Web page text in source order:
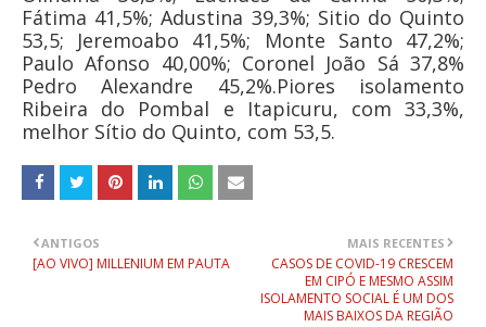
Fátima 41,5%; Adustina 39,3%; Sitio do Quinto
53,5; Jeremoabo 41,5%; Monte Santo 47,2%;
Paulo Afonso 40,00%; Coronel João Sá 37,8%
Pedro Alexandre 45,2%.Piores isolamento
Ribeira do Pombal e Itapicuru, com 33,3%,
melhor Sítio do Quinto, com 53,5.
MAIS RECENTES
CASOS DE COVID-19 CRESCEM
EM CIPÓ E MESMO ASSIM
ISOLAMENTO SOCIAL É UM DOS
MAIS BAIXOS DA REGIÃO
ANTIGOS
[AO VIVO] MILLENIUM EM PAUTA